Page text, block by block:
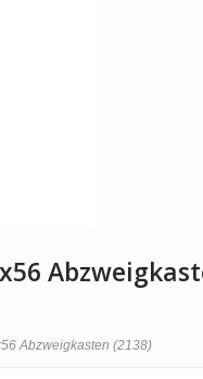
Abzweigkasten (2138)